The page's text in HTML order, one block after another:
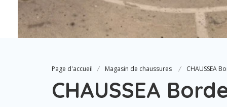
Page d'accueil Magasin de chaussures CHAUSSEA
CHAUSSEA